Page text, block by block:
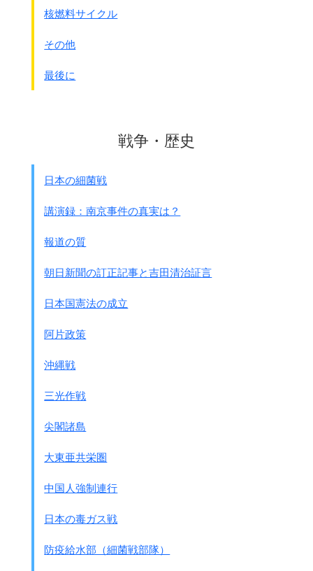
異常なる多量の製造と消費と相まって、
ている。
核燃料サイクル
その他
最後に
戦争・歴史
日本の細菌戦
講演録：南京事件の真実は？
報道の質
朝日新聞の訂正記事と吉田清治証言
日本国憲法の成立
阿片政策
沖縄戦
三光作戦
尖閣諸島
大東亜共栄圏
中国人強制連行
日本の毒ガス戦
防疫給水部（細菌戦部隊）